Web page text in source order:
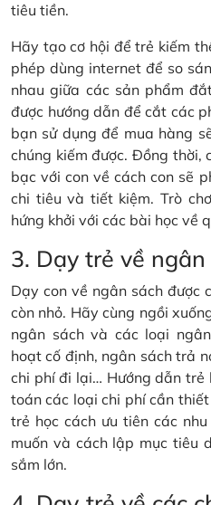
tiêu tiền.
Hãy tạo cơ hội để trẻ kiếm
phép dùng internet để so
nhau giữa các sản phẩm
được hướng dẫn để cắt các
bạn sử dụng để mua hàng
chúng kiếm được. Đồng thời,
bạc với con về cách con sẽ
chi tiêu và tiết kiệm. Trò
hứng khởi với các bài học về
3. Dạy trẻ về ngân
Dạy con về ngân sách được
còn nhỏ. Hãy cùng ngồi
ngân sách và các loại
hoạt cố định, ngân sách trả
chi phí đi lại… Hướng dẫn
toán các loại chi phí cần
trẻ học cách ưu tiên các
muốn và cách lập mục tiêu
sắm lớn.